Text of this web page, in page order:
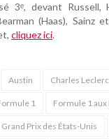
3ᵉ, devant Russell,
(Haas), Sainz
cliquez ici.
Austin Charles Leclerc
1 Formule 1 aux
Grand Prix des États-Unis